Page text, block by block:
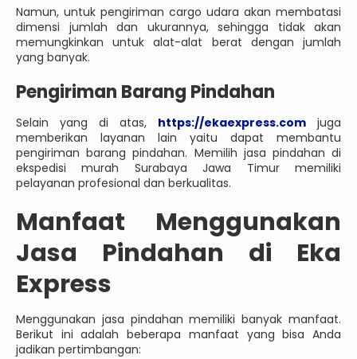
Namun, untuk pengiriman cargo udara akan membatasi
dimensi jumlah dan ukurannya, sehingga tidak akan
memungkinkan untuk alat-alat berat dengan jumlah
yang banyak.
Pengiriman Barang Pindahan
Selain yang di atas, https://ekaexpress.com juga
memberikan layanan lain yaitu dapat membantu
pengiriman barang pindahan. Memilih jasa pindahan di
ekspedisi murah Surabaya Jawa Timur memiliki
pelayanan profesional dan berkualitas.
Manfaat Menggunakan
Jasa Pindahan di Eka
Express
Menggunakan jasa pindahan memiliki banyak manfaat.
Berikut ini adalah beberapa manfaat yang bisa Anda
jadikan pertimbangan: